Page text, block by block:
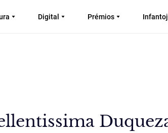
Digital Prémios